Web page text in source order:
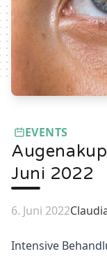
EVENTS
Juni 2022
6. Juni 2022
Intensive